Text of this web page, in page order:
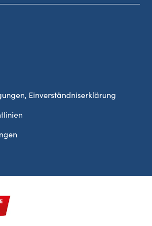
Einverständniserklärung